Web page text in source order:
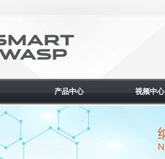
产品中心 视频中心